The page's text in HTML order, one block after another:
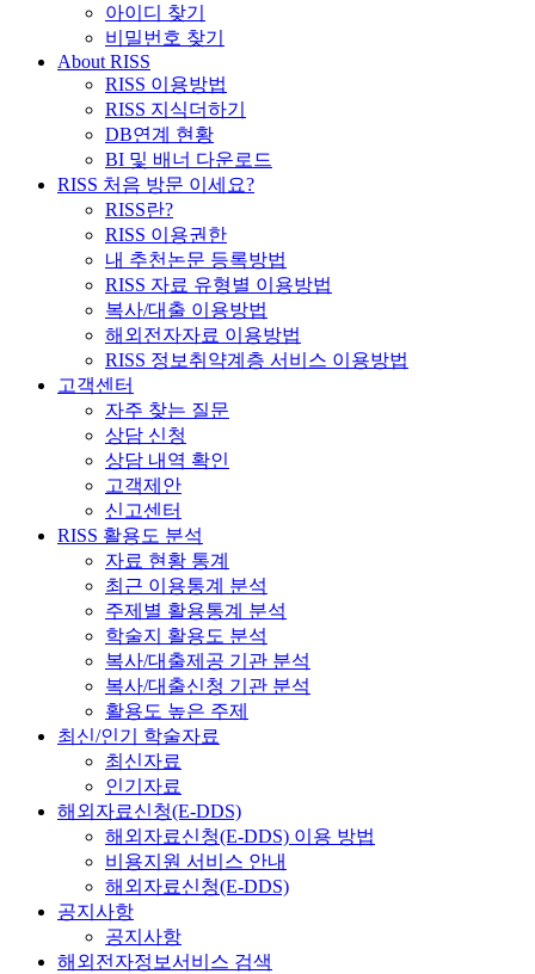
아이디 찾기
비밀번호 찾기
About RISS
RISS 이용방법
RISS 지식더하기
DB연계 현황
BI 및 배너 다운로드
RISS 처음 방문 이세요?
RISS란?
RISS 이용권한
내 추천논문 등록방법
RISS 자료 유형별 이용방법
복사/대출 이용방법
해외전자자료 이용방법
RISS 정보취약계층 서비스 이용방법
고객센터
자주 찾는 질문
상담 신청
상담 내역 확인
고객제안
신고센터
RISS 활용도 분석
자료 현황 통계
최근 이용통계 분석
주제별 활용통계 분석
학술지 활용도 분석
복사/대출제공 기관 분석
복사/대출신청 기관 분석
활용도 높은 주제
최신/인기 학술자료
최신자료
인기자료
해외자료신청(E-DDS)
해외자료신청(E-DDS) 이용 방법
비용지원 서비스 안내
해외자료신청(E-DDS)
공지사항
공지사항
해외전자정보서비스 검색